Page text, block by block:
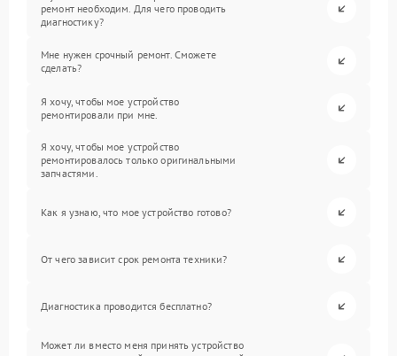
ремонт необходим. Для чего проводить
диагностику?
Мне нужен срочный ремонт. Сможете
сделать?
Я хочу, чтобы мое устройство
ремонтировали при мне.
Я хочу, чтобы мое устройство
ремонтировалось только оригинальными
запчастями.
Как я узнаю, что мое устройство готово?
От чего зависит срок ремонта техники?
Диагностика проводится бесплатно?
Может ли вместо меня принять устройство